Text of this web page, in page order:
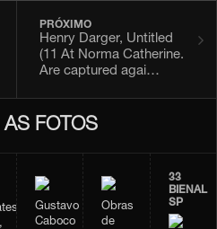
PRÓXIMO
Henry Darger, Untitled
(11 At Norma Catherine.
Are captured agai…
AS FOTOS
Gustavo
Caboco
Obras
de
33
BIENAL
SP